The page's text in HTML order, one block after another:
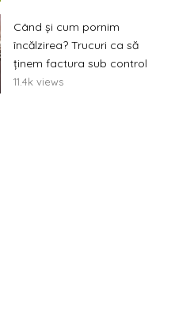
Când și cum pornim
încălzirea? Trucuri ca să
ținem factura sub control
11.4k views